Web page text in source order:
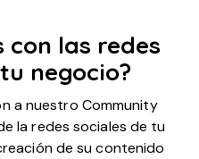
con las redes
negocio?
a nuestro Community
la redes sociales de tu
de su contenido